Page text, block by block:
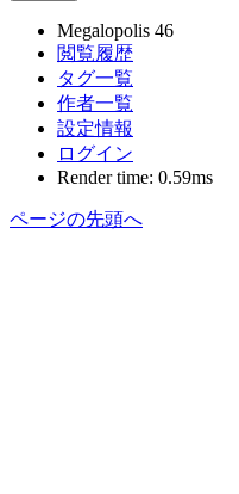
Megalopolis 46
閲覧履歴
タグ一覧
作者一覧
設定情報
ログイン
Render time: 0.59ms
ページの先頭へ